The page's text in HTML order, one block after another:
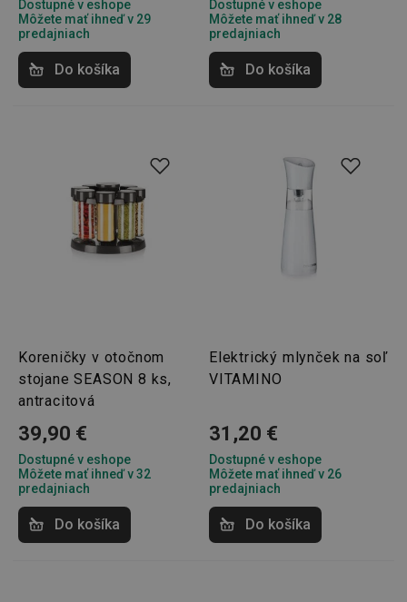
Dostupné v eshope
Môžete mať ihneď v 29
predajniach
Do košíka
Dostupné v eshope
Môžete mať ihneď v 28
predajniach
Do košíka
Koreničky v otočnom
stojane SEASON 8 ks,
antracitová
39,90 €
Dostupné v eshope
Môžete mať ihneď v 32
predajniach
Do košíka
Elektrický mlynček na soľ
VITAMINO
31,20 €
Dostupné v eshope
Môžete mať ihneď v 26
predajniach
Do košíka
správne používať bez nevyhnutne potrebných
súborov cookie.
Názov
Poskytovateľ
receive-cookie-deprecation
.doubleclick.net
cjConsent .tescoma.sk 1 rok
udid .tescoma.cz